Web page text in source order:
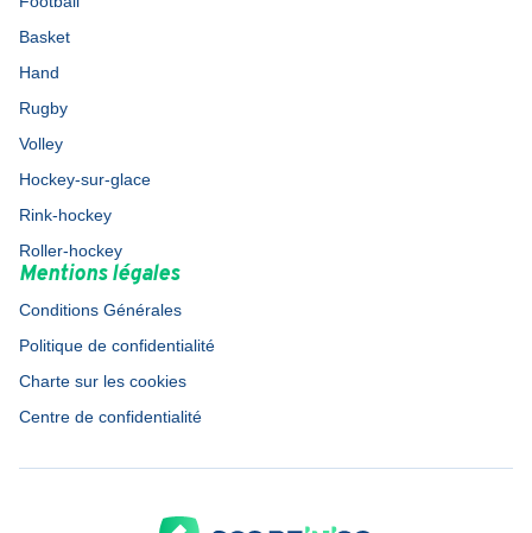
Basket
Hand
Rugby
Volley
Hockey-sur-glace
Rink-hockey
Roller-hockey
Mentions légales
Conditions Générales
Politique de confidentialité
Charte sur les cookies
Centre de confidentialité